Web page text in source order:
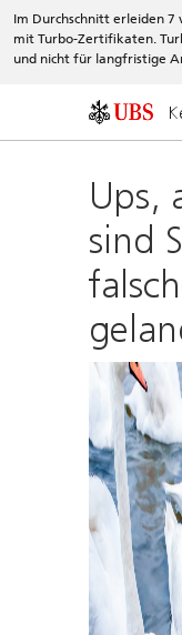
Im Durchschnitt erleiden
mit Turbo-Zertifikaten.
und nicht für langfristige
Ups,
sind